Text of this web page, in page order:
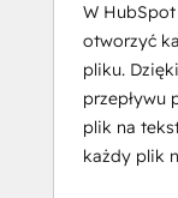
Obecnie
obejmują:
W
otworzyć
pliku.
przepływu
plik na
każdy plik